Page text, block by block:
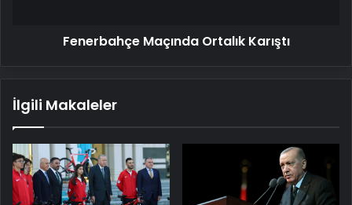
Fenerbahçe Maçında Ortalık Karıştı
İlgili Makaleler